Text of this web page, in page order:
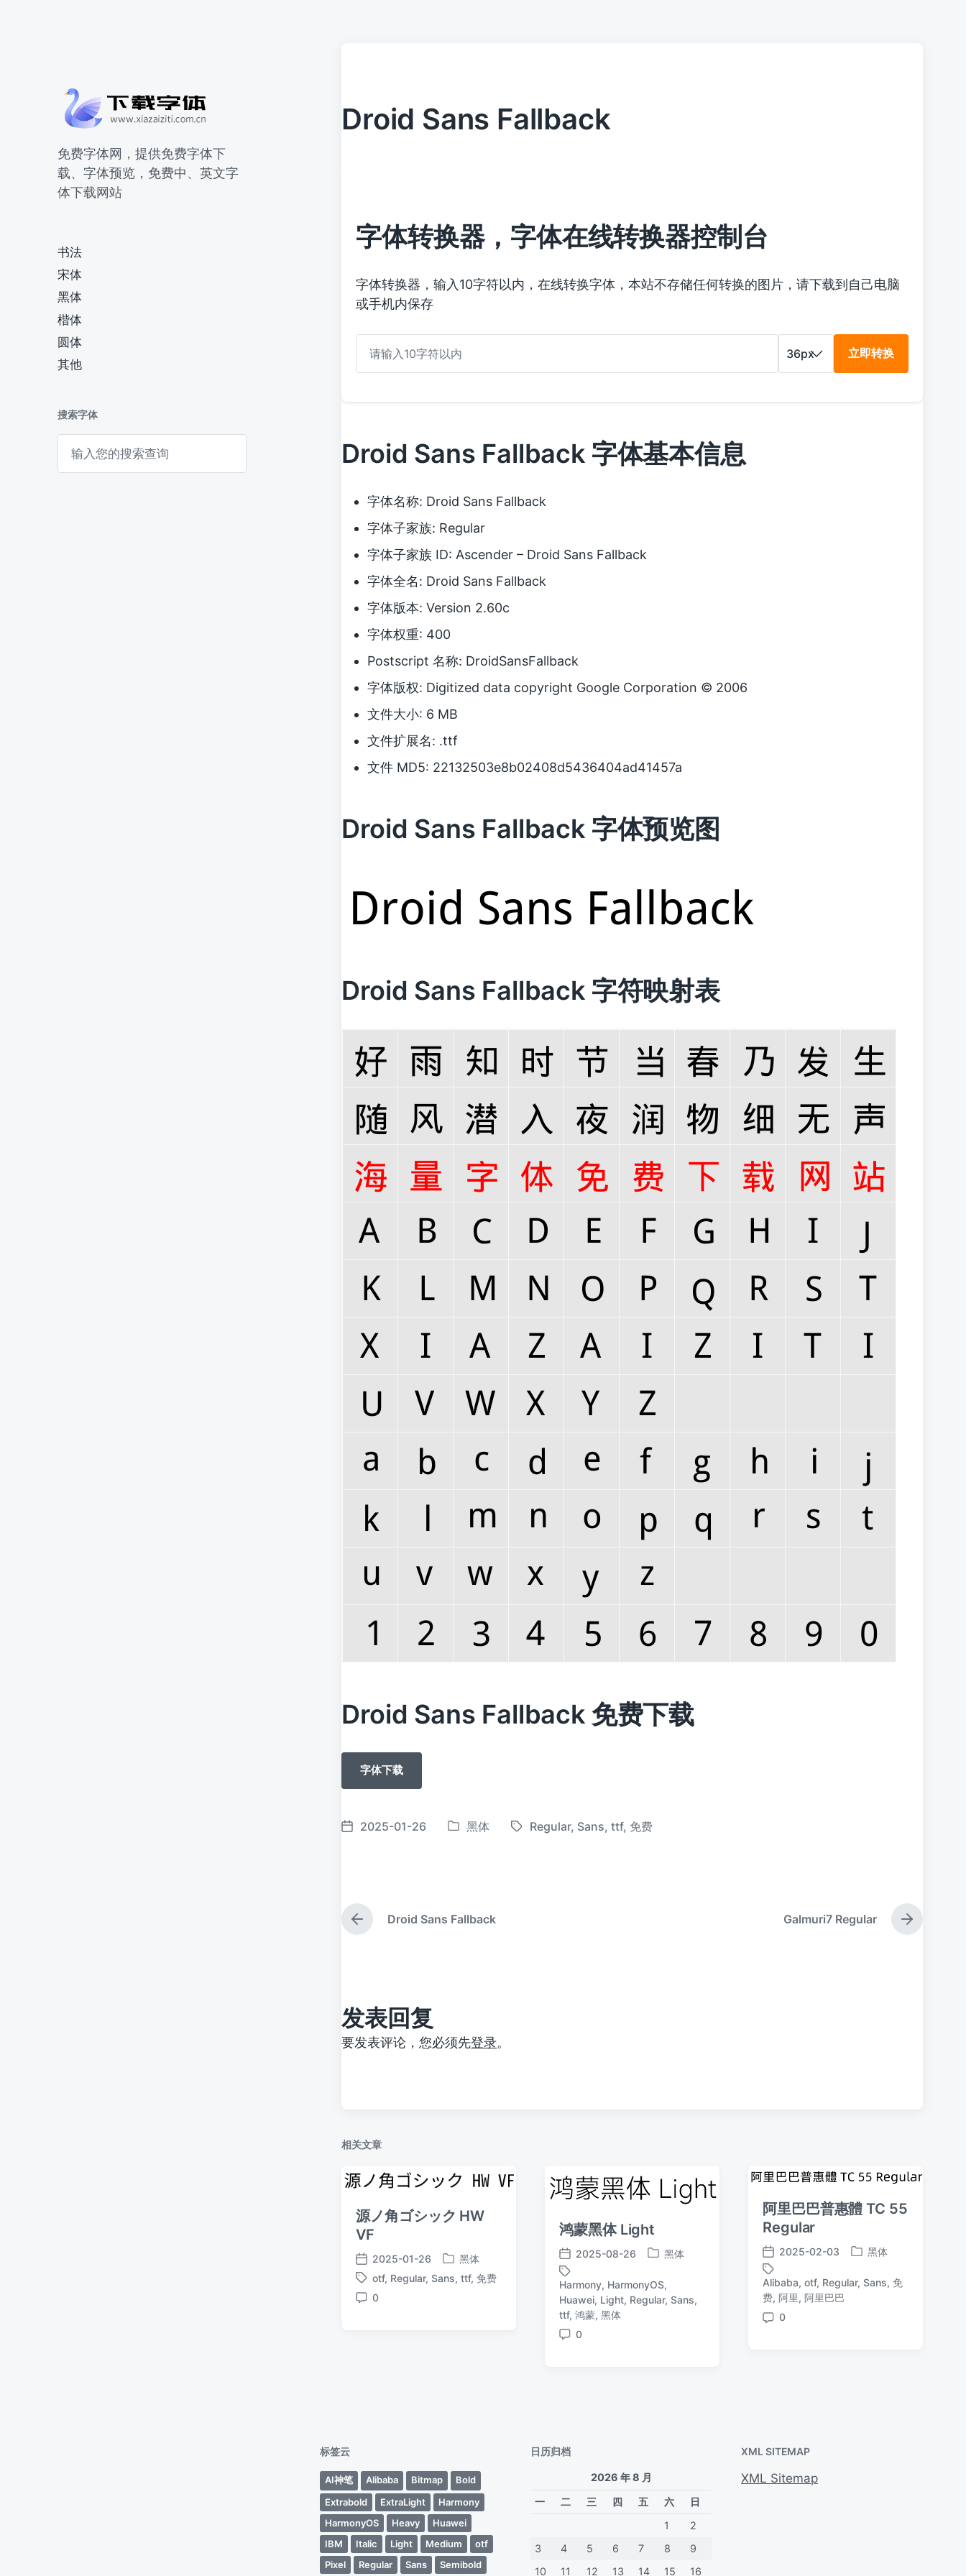
免费字体网，提供免费字体下
载、字体预览，免费中、英文字
体下载网站
书法
宋体
黑体
楷体
圆体
其他
搜索字体
Droid Sans Fallback
字体转换器，字体在线转换器控制台
字体转换器，输入10字符以内，在线转换字体，本站不存储任何转换的图片，请下载到自己电脑
或手机内保存
立即转换
Droid Sans Fallback 字体基本信息
字体名称: Droid Sans Fallback
字体子家族: Regular
字体子家族 ID: Ascender – Droid Sans Fallback
字体全名: Droid Sans Fallback
字体版本: Version 2.60c
字体权重: 400
Postscript 名称: DroidSansFallback
字体版权: Digitized data copyright Google Corporation © 2006
文件大小: 6 MB
文件扩展名: .ttf
文件 MD5: 22132503e8b02408d5436404ad41457a
Droid Sans Fallback 字体预览图
Droid Sans Fallback 字符映射表
Droid Sans Fallback 免费下载
字体下载
发
2025-01-26
发
黑体
标
Regular, Sans,ttf, 免费
上
篇
Droid Sans Fallback
下
篇
Galmuri7 Regular
发表回复
要发表评论，您必须先登录。
相关文章
源ノ角ゴシック HW
VF
发
布
日
2025-01-26
发
布
黑体
标
签
otf, Regular,Sans,ttf, 免费
评
0
鸿蒙黑体 Light
发
布
日
期
2025-08-26
发
于
黑体
标
签
Harmony, HarmonyOS,
Huawei, Light, Regular,Sans,
ttf,鸿蒙,黑体
评
0
阿里巴巴普惠體 TC 55
Regular
发
布
日
期
2025-02-03
发
于
黑体
标
签
Alibaba,otf, Regular,Sans, 免
费,阿里,阿里巴巴
评
0
标签云
AI神笔 Alibaba Bitmap
Bold
Extrabold
ExtraLight
Harmony
HarmonyOS
Heavy
Huawei
IBM
Italic Light Medium
otf
Pixel
Regular Sans Semibold
日历归档
2026 年 8 月
一
二 三 四 五 六
日
1
2
3
4 5 6 7 8
9
10
11 12 13 14 15 16
XML SITEMAP
XML Sitemap